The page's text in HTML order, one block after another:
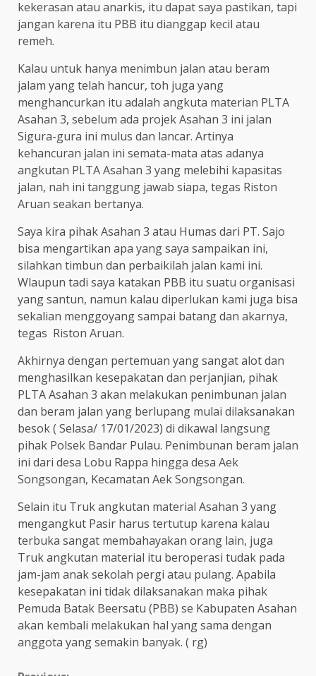
kekerasan atau anarkis, itu dapat saya pastikan, tapi
jangan karena itu PBB itu dianggap kecil atau
remeh.
Kalau untuk hanya menimbun jalan atau beram
jalam yang telah hancur, toh juga yang
menghancurkan itu adalah angkuta materian PLTA
Asahan 3, sebelum ada projek Asahan 3 ini jalan
Sigura-gura ini mulus dan lancar. Artinya
kehancuran jalan ini semata-mata atas adanya
angkutan PLTA Asahan 3 yang melebihi kapasitas
jalan, nah ini tanggung jawab siapa, tegas Riston
Aruan seakan bertanya.
Saya kira pihak Asahan 3 atau Humas dari PT. Sajo
bisa mengartikan apa yang saya sampaikan ini,
silahkan timbun dan perbaikilah jalan kami ini.
Wlaupun tadi saya katakan PBB itu suatu organisasi
yang santun, namun kalau diperlukan kami juga bisa
sekalian menggoyang sampai batang dan akarnya,
tegas Riston Aruan.
Akhirnya dengan pertemuan yang sangat alot dan
menghasilkan kesepakatan dan perjanjian, pihak
PLTA Asahan 3 akan melakukan penimbunan jalan
dan beram jalan yang berlupang mulai dilaksanakan
besok ( Selasa/ 17/01/2023) di dikawal langsung
pihak Polsek Bandar Pulau. Penimbunan beram jalan
ini dari desa Lobu Rappa hingga desa Aek
Songsongan, Kecamatan Aek Songsongan.
Selain itu Truk angkutan material Asahan 3 yang
mengangkut Pasir harus tertutup karena kalau
terbuka sangat membahayakan orang lain, juga
Truk angkutan material itu beroperasi tudak pada
jam-jam anak sekolah pergi atau pulang. Apabila
kesepakatan ini tidak dilaksanakan maka pihak
Pemuda Batak Beersatu (PBB) se Kabupaten Asahan
akan kembali melakukan hal yang sama dengan
anggota yang semakin banyak. ( rg)